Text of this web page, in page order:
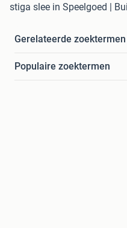
stiga slee in Speelgoed |
Gerelateerde zoektermen
Populaire zoektermen